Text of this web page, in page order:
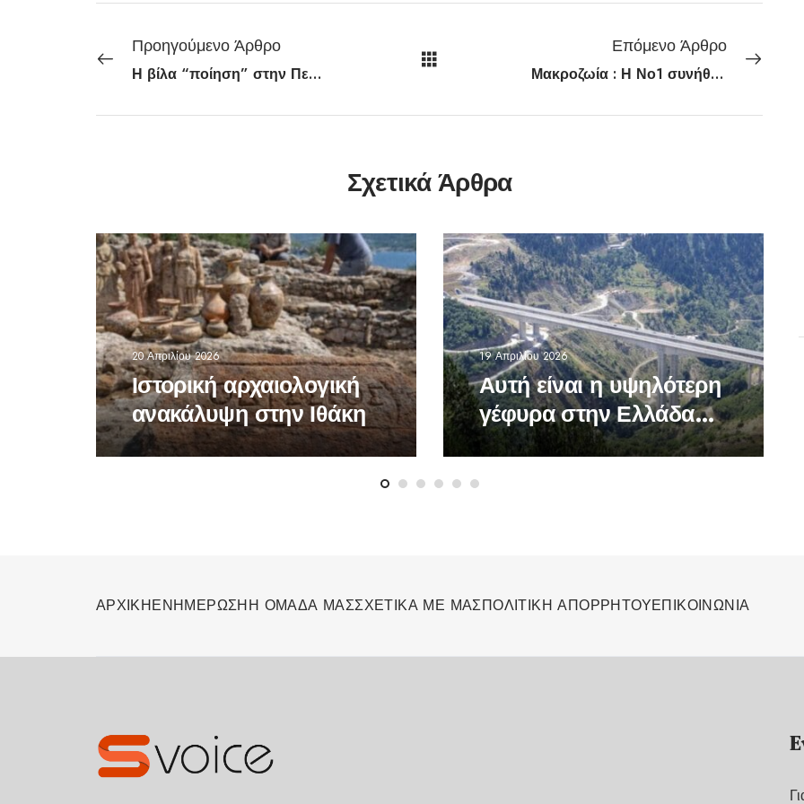
Προηγούμενο Άρθρο
Η βίλα “ποίηση” στην Πελοπόννησο
Επόμενο Άρθρο
Μακροζωία : Η Νο1 συνήθεια που πρέπει να υιοθετήσετε αν είστε άνω των 50
Σχετικά Άρθρα
20 Απριλίου 2026
Ιστορική αρχαιολογική
ανακάλυψη στην Ιθάκη
19 Απριλίου 2026
Αυτή είναι η υψηλότερη
γέφυρα στην Ελλάδα
-Σε ποια περιοχή
ΑΡΧΙΚΗΕΝΗΜΕΡΩΣΗΗ ΟΜΑΔΑ ΜΑΣΣΧΕΤΙΚΑ ΜΕ ΜΑΣΠΟΛΙΤΙΚΗ ΑΠΟΡΡΗΤΟΥΕΠΙΚΟΙΝΩΝΙΑ